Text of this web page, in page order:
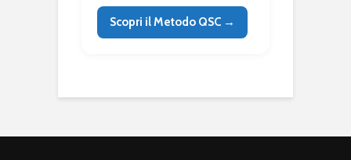
Scopri il Metodo QSC →